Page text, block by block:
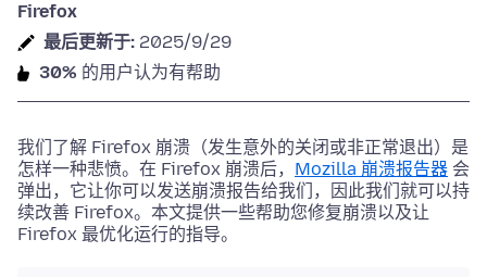
Firefox
最后更新于: 2025/9/29
30% 的用户认为有帮助
我们了解 Firefox 崩溃（发生意外的关闭或非正常退出）是
怎样一种悲愤。在 Firefox 崩溃后， Mozilla 崩溃报告器 会
弹出，它让你可以发送崩溃报告给我们，因此我们就可以持
续改善 Firefox。本文提供一些帮助您修复崩溃以及让
Firefox 最优化运行的指导。